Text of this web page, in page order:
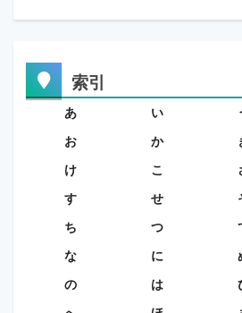
索引
あ い
お
か
け
こ
す
せ
ち
つ
な
に
の
は